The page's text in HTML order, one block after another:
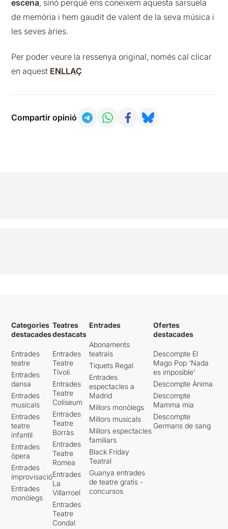
escena, sinó perquè ens coneixem aquesta sarsuela
de memòria i hem gaudit de valent de la seva música i
les seves àries.
Per poder veure la ressenya original, només cal clicar
en aquest ENLLAÇ
Compartir opinió
Categories
destacades
Entrades
teatre
Entrades
dansa
Entrades
musicals
Entrades
teatre
infantil
Entrades
òpera
Entrades
improvisació
Entrades
monòlegs
Teatres
destacats
Entrades
Teatre
Tívoli
Entrades
Teatre
Coliseum
Entrades
Teatre
Borràs
Entrades
Teatre
Romea
Entrades
La
Villarroel
Entrades
Teatre
Condal
Entrades
Abonaments
teatrals
Tiquets Regal
Entrades
espectacles a
Madrid
Millors monòlegs
Millors musicals
Millors espectacles
familiars
Black Friday
Teatral
Guanya entrades
de teatre gratis -
concursos
Ofertes
destacades
Descompte El
Mago Pop 'Nada
es imposible'
Descompte Ànima
Descompte
Mamma mia
Descompte
Germans de sang